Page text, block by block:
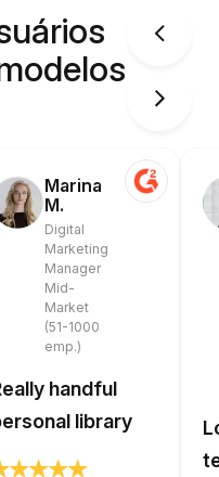
Marina
M.
Digital
Marketing
Manager
Mid-
Market
(51-1000
emp.)
handful
library